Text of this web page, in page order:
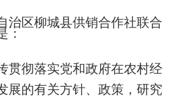
治区柳城县供销合作社联合
：
贯彻落实党和政府在农村经
展的有关方针、政策，研究